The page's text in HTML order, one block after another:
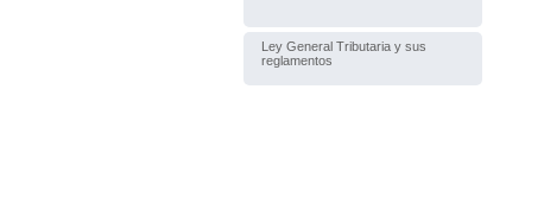
Ley General Tributaria y sus
reglamentos